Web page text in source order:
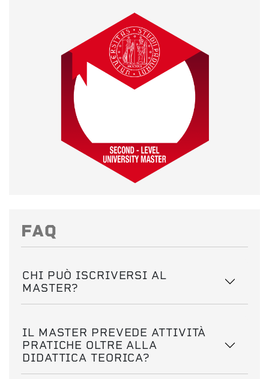
FAQ
CHI PUÒ ISCRIVERSI AL
MASTER?
IL MASTER PREVEDE ATTIVITÀ
PRATICHE OLTRE ALLA
DIDATTICA TEORICA?